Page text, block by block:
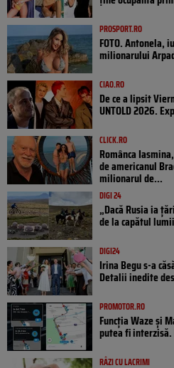
PROSPORT.RO
FOTO. Antonela,
milionarului
CIAO.RO
De ce a lipsit
UNTOLD 2026.
CLICK.RO
Românca
de americanul
milionarul de...
DIGI 24
„Dacă Rusia ia
de la capătul
DIGI24
Irina Begu s-a
Detalii inedite
PROMOTOR.RO
Funcția Waze și
putea fi
RÂZI CU LACRIMI